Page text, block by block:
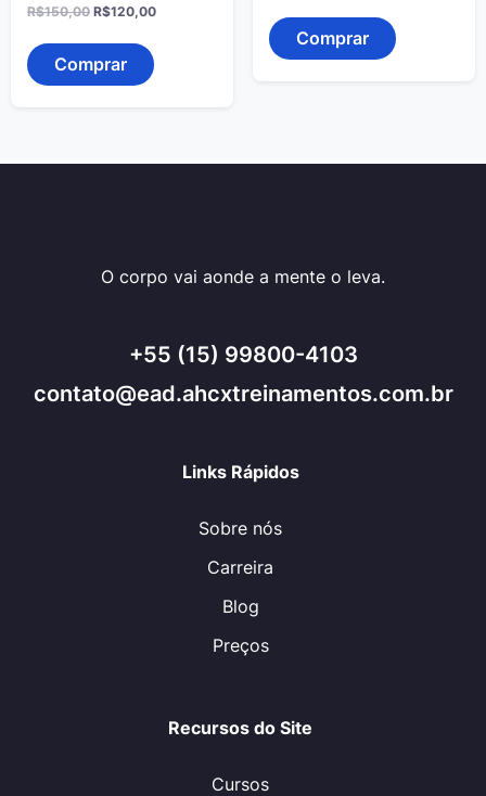
R$150,00 O
original
era:
R$150,00.
R$120,00O
Comprar
original
era:
R$150,00.
Comprar
O corpo vai aonde a mente o leva.
+55 (15) 99800-4103
contato@ead.ahcxtreinamentos.com.br
Links Rápidos
Sobre nós
Carreira
Blog
Preços
Recursos do Site
Cursos